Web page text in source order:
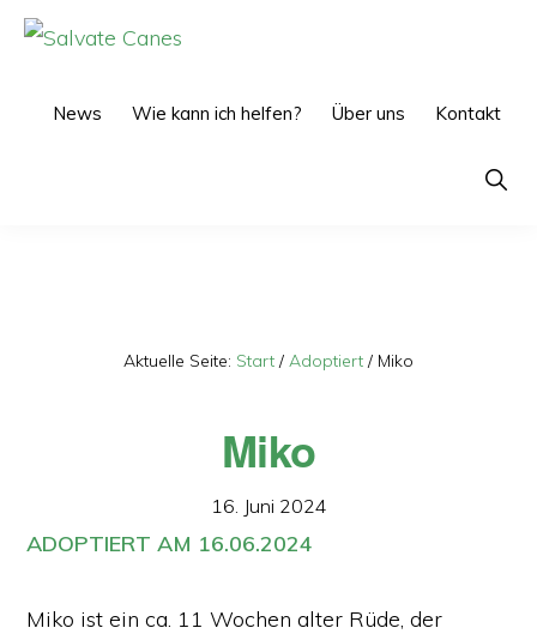
Zur
Zum
News Wie kann ich helfen? Über uns Kontakt
Show
Aktuelle Seite: Start / Adoptiert / Miko
Miko
16. Juni 2024
ADOPTIERT AM 16.06.2024
Miko ist ein ca. 11 Wochen alter Rüde, der